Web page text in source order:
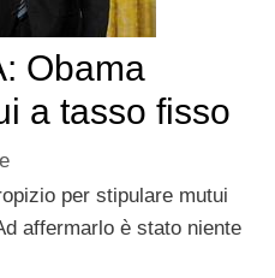
Obama
a tasso fisso
per stipulare mutui
affermarlo è stato niente